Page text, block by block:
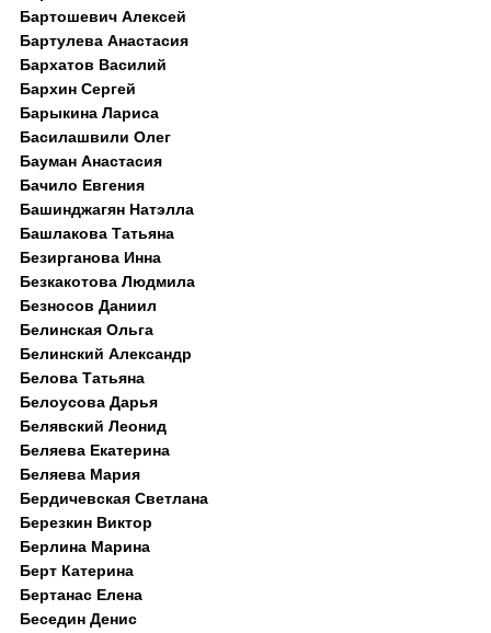
Бартошевич Алексей
Бартулева Анастасия
Бархатов Василий
Бархин Сергей
Барыкина Лариса
Басилашвили Олег
Бауман Анастасия
Бачило Евгения
Башинджагян Натэлла
Башлакова Татьяна
Безирганова Инна
Безкакотова Людмила
Безносов Даниил
Белинская Ольга
Белинский Александр
Белова Татьяна
Белоусова Дарья
Белявский Леонид
Беляева Екатерина
Беляева Мария
Бердичевская Светлана
Березкин Виктор
Берлина Марина
Берт Катерина
Бертанас Елена
Беседин Денис